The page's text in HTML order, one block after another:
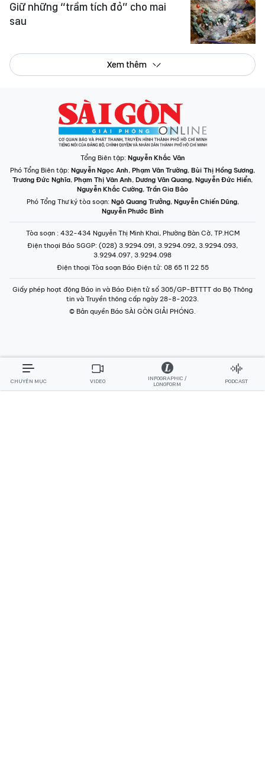
Giữ những “trầm tích đỏ” cho mai
sau
Xem thêm
Tổng Biên tập: Nguyễn Khắc Văn
Phó Tổng Biên tập: Nguyễn Ngọc Anh, Phạm Văn Trường, Bùi Thị Hồng Sương,
Trương Đức Nghĩa, Phạm Thị Vân Anh, Dương Văn Quang, Nguyễn Đức Hiển,
Nguyễn Khắc Cường, Trần Gia Bảo
Phó Tổng Thư ký tòa soạn: Ngô Quang Trưởng, Nguyễn Chiến Dũng,
Nguyễn Phước Bình
Tòa soạn : 432-434 Nguyễn Thị Minh Khai, Phường Bàn Cờ, TP.HCM
Điện thoại Báo SGGP: (028) 3.9294.091, 3.9294.092, 3.9294.093,
3.9294.097, 3.9294.098
Điện thoại Tòa soạn Báo Điện tử: 08 65 11 22 55
Giấy phép hoạt động Báo in và Báo Điện tử số 305/GP-BTTTT do Bộ Thông
tin và Truyền thông cấp ngày 28-8-2023.
© Bản quyền Báo SÀI GÒN GIẢI PHÓNG.
CHUYÊN MỤC VIDEO
INFOGRAPHIC /
LONGFORM
PODCAST